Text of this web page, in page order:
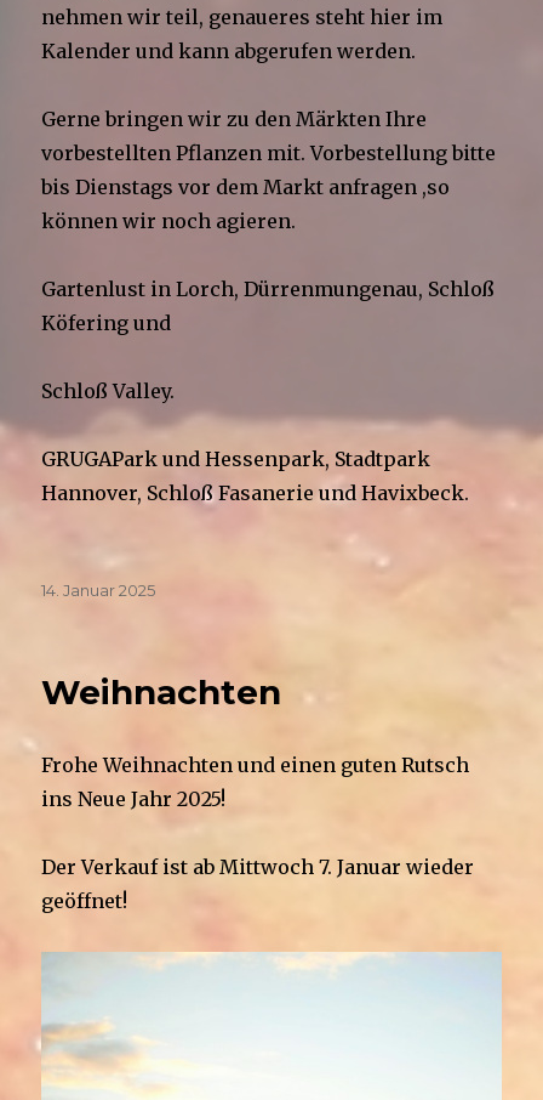
nehmen wir teil, genaueres steht hier im
Kalender und kann abgerufen werden.
Gerne bringen wir zu den Märkten Ihre
vorbestellten Pflanzen mit. Vorbestellung bitte
bis Dienstags vor dem Markt anfragen ,so
können wir noch agieren.
Gartenlust in Lorch, Dürrenmungenau, Schloß
Köfering und
Schloß Valley.
GRUGAPark und Hessenpark, Stadtpark
Hannover, Schloß Fasanerie und Havixbeck.
Veröffentlicht
14. Januar 2025
Weihnachten
Frohe Weihnachten und einen guten Rutsch
ins Neue Jahr 2025!
Der Verkauf ist ab Mittwoch 7. Januar wieder
geöffnet!